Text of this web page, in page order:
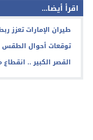
اقرأ أيضا...
طيران الإمارات تعزز
توقعات أحوال الطقس
القصر الكبير ..